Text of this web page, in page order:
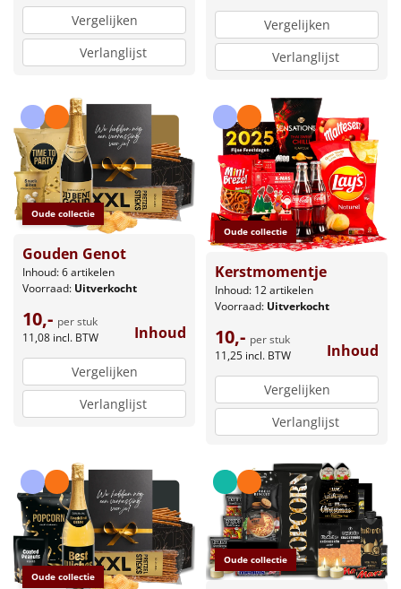
Vergelijken
Verlanglijst
Vergelijken
Verlanglijst
Oude collectie
Gouden Genot
Inhoud: 6 artikelen
Voorraad: Uitverkocht
10,- per stuk
11,08 incl. BTW Inhoud
Vergelijken
Verlanglijst
Oude collectie
Kerstmomentje
Inhoud: 12 artikelen
Voorraad: Uitverkocht
10,- per stuk
11,25 incl. BTW Inhoud
Vergelijken
Verlanglijst
Oude collectie
Oude collectie